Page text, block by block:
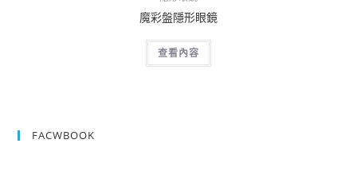
魔彩盤隱形眼鏡
查看內容
FACWBOOK